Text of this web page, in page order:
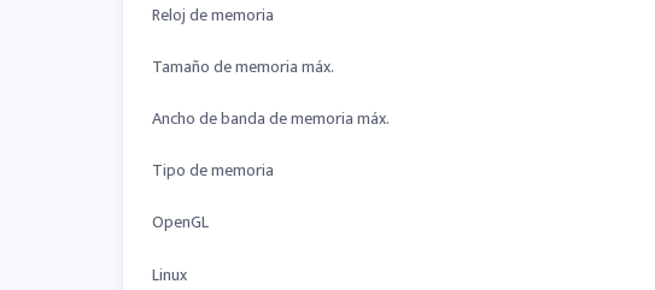
Reloj de memoria
Tamaño de memoria máx.
Ancho de banda de memoria máx.
Tipo de memoria
OpenGL
Linux